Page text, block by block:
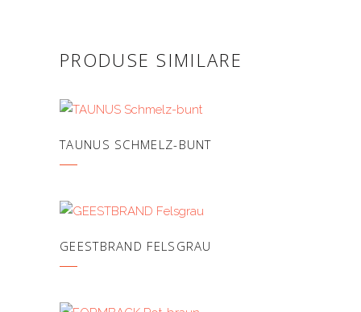
PRODUSE SIMILARE
TAUNUS SCHMELZ-BUNT
GEESTBRAND FELSGRAU